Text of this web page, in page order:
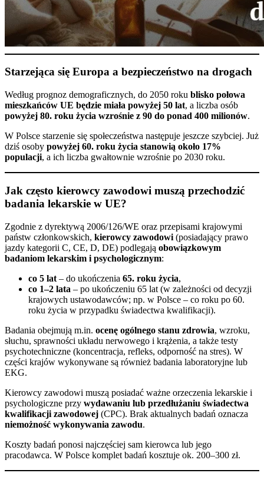
Starzejąca się Europa a bezpieczeństwo na drogach
Według prognoz demograficznych, do 2050 roku blisko połowa
mieszkańców UE będzie miała powyżej 50 lat, a liczba osób
powyżej 80. roku życia wzrośnie z 90 do ponad 400 milionów.
W Polsce starzenie się społeczeństwa następuje jeszcze szybciej. Już
dziś osoby powyżej 60. roku życia stanowią około 17%
populacji, a ich liczba gwałtownie wzrośnie po 2030 roku.
Jak często kierowcy zawodowi muszą przechodzić
badania lekarskie w UE?
Zgodnie z dyrektywą 2006/126/WE oraz przepisami krajowymi
państw członkowskich, kierowcy zawodowi (posiadający prawo
jazdy kategorii C, CE, D, DE) podlegają obowiązkowym
badaniom lekarskim i psychologicznym:
co 5 lat – do ukończenia 65. roku życia,
co 1–2 lata – po ukończeniu 65 lat (w zależności od decyzji
krajowych ustawodawców; np. w Polsce – co roku po 60.
roku życia w przypadku świadectwa kwalifikacji).
Badania obejmują m.in. ocenę ogólnego stanu zdrowia, wzroku,
słuchu, sprawności układu nerwowego i krążenia, a także testy
psychotechniczne (koncentracja, refleks, odporność na stres). W
części krajów wykonywane są również badania laboratoryjne lub
EKG.
Kierowcy zawodowi muszą posiadać ważne orzeczenia lekarskie i
psychologiczne przy wydawaniu lub przedłużaniu świadectwa
kwalifikacji zawodowej (CPC). Brak aktualnych badań oznacza
niemożność wykonywania zawodu.
Koszty badań ponosi najczęściej sam kierowca lub jego
pracodawca. W Polsce komplet badań kosztuje ok. 200–300 zł.